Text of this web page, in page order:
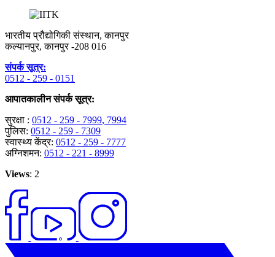
भारतीय प्रौद्योगिकी संस्थान, कानपुर
कल्यानपुर, कानपुर -208 016
संपर्क सूत्र:
0512 - 259 - 0151
आपातकालीन संपर्क सूत्र:
सुरक्षा : 0512 - 259 - 7999, 7994
पुलिस: 0512 - 259 - 7309
स्वास्थ्य केंद्र: 0512 - 259 - 7777
अग्निशमन: 0512 - 221 - 8999
Views: 2